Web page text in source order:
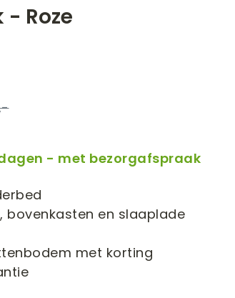
Roze
- met bezorgafspraak
bovenkasten en slaaplade
met korting